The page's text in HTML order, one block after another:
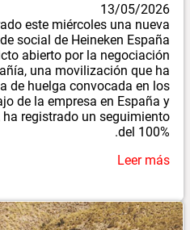
13/05/2026
este miércoles una nueva
social de Heineken España
abierto por la negociación
una movilización que ha
de huelga convocada en los
de la empresa en España y
ha registrado un seguimiento
del 100%.
Leer más